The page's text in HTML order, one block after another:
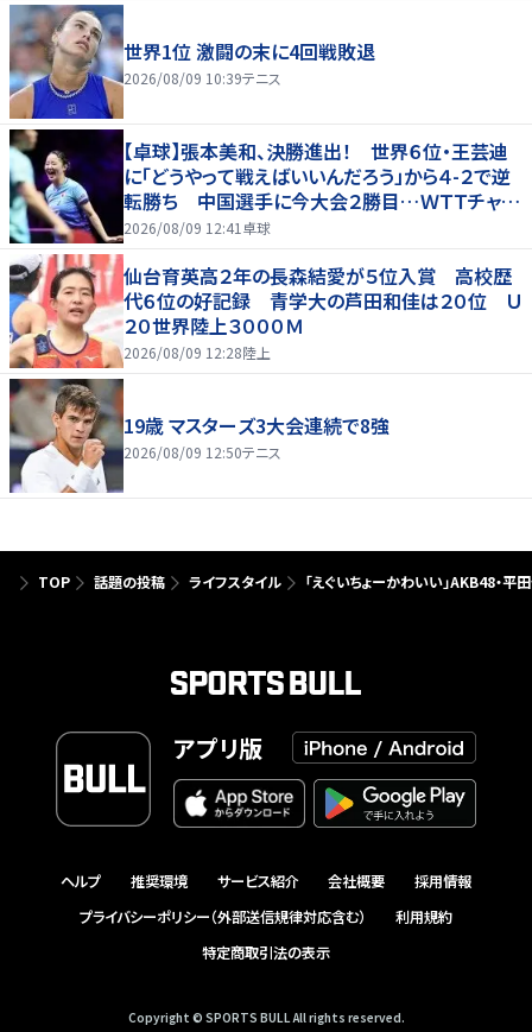
世界1位 激闘の末に4回戦敗退
2026/08/09 10:39テニス
【卓球】張本美和、決勝進出！ 世界６位・王芸迪
に「どうやって戦えばいいんだろう」から４-２で逆
転勝ち 中国選手に今大会２勝目…ＷＴＴチャン
ピオンズ横浜
2026/08/09 12:41 卓球
仙台育英高２年の長森結愛が５位入賞 高校歴
代６位の好記録 青学大の芦田和佳は２０位 Ｕ
２０世界陸上３０００Ｍ
2026/08/09 12:28陸上
19歳 マスターズ3大会連続で8強
2026/08/09 12:50テニス
TOP 話題の投稿 ライフスタイル 「えぐいちょーかわいい」AKB48・平
アプリ版
ヘルプ 推奨環境 サービス紹介 会社概要
採用情報
プライバシーポリシー（外部送信規律対応含む）
利用規約
特定商取引法の表示
Copyright © SPORTS BULL All rights reserved.